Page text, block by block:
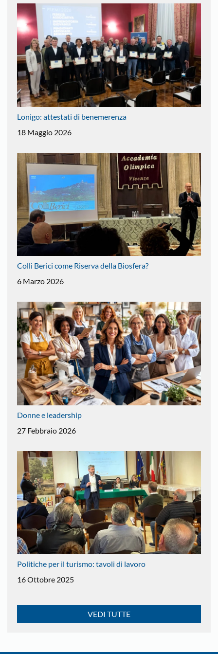
Lonigo: attestati di benemerenza
18 Maggio 2026
Colli Berici come Riserva della Biosfera?
6 Marzo 2026
Donne e leadership
27 Febbraio 2026
Politiche per il turismo: tavoli di lavoro
16 Ottobre 2025
VEDI TUTTE